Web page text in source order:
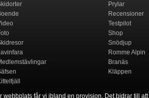
Prylar
Recensioner
Testpilot
Shop
Snödjup
Romme Alpin
Branäs
Kläppen
webbplats får vi ibland en provision. Det bidrar till